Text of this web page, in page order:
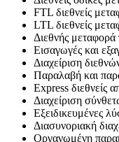
FTL διεθνείς
LTL διεθνείς
Διεθνής
Εισαγωγές και
Διαχείριση
Παραλαβή και
Express διεθνείς
Διαχείριση
Εξειδικευμένες
Διασυνοριακή
Οργανωμένη